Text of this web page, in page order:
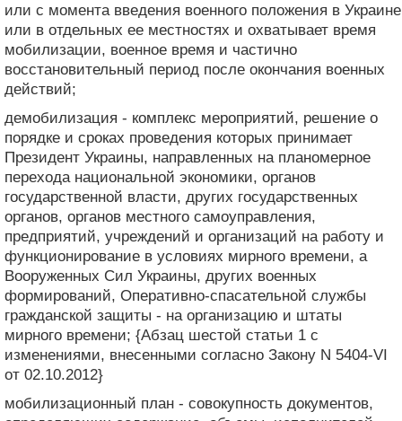
или с момента введения военного положения в Украине
или в отдельных ее местностях и охватывает время
мобилизации, военное время и частично
восстановительный период после окончания военных
действий;
демобилизация - комплекс мероприятий, решение о
порядке и сроках проведения которых принимает
Президент Украины, направленных на планомерное
перехода национальной экономики, органов
государственной власти, других государственных
органов, органов местного самоуправления,
предприятий, учреждений и организаций на работу и
функционирование в условиях мирного времени, а
Вооруженных Сил Украины, других военных
формирований, Оперативно-спасательной службы
гражданской защиты - на организацию и штаты
мирного времени; {Абзац шестой статьи 1 с
изменениями, внесенными согласно Закону N 5404-VI
от 02.10.2012}
мобилизационный план - совокупность документов,